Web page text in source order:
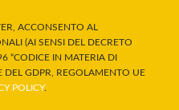
ACCONSENTO AL
(AI SENSI DEL DECRETO
“CODICE IN MATERIA DI
DEL GDPR, REGOLAMENTO UE
POLICY.